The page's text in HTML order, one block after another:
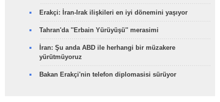
Erakçi: İran-Irak ilişkileri en iyi dönemini yaşıyor
Tahran'da ''Erbain Yürüyüşü'' merasimi
İran: Şu anda ABD ile herhangi bir müzakere
yürütmüyoruz
Bakan Erakçi'nin telefon diplomasisi sürüyor